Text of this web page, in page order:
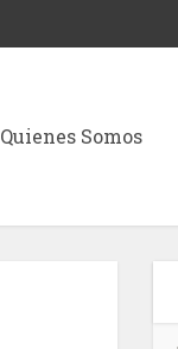
Quienes Somos